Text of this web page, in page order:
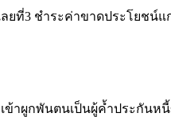
3 ชำระค่าขาดประโยชน์แ
าผูกพันตนเป็นผู้ค้ำประกันห